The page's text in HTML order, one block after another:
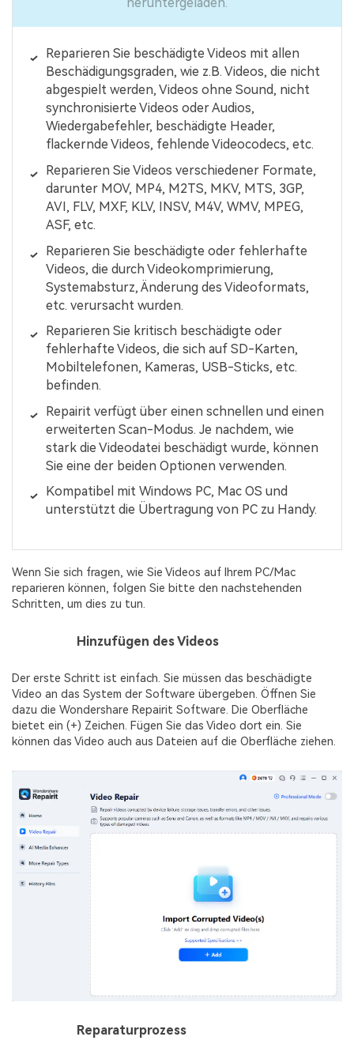
Reparieren Sie beschädigte Videos mit allen
Beschädigungsgraden, wie z.B. Videos, die nicht
abgespielt werden, Videos ohne Sound, nicht
synchronisierte Videos oder Audios,
Wiedergabefehler, beschädigte Header,
flackernde Videos, fehlende Videocodecs, etc.
Reparieren Sie Videos verschiedener Formate,
darunter MOV, MP4, M2TS, MKV, MTS, 3GP,
AVI, FLV, MXF, KLV, INSV, M4V, WMV, MPEG,
ASF, etc.
Reparieren Sie beschädigte oder fehlerhafte
Videos, die durch Videokomprimierung,
Systemabsturz, Änderung des Videoformats,
etc. verursacht wurden.
Reparieren Sie kritisch beschädigte oder
fehlerhafte Videos, die sich auf SD-Karten,
Mobiltelefonen, Kameras, USB-Sticks, etc.
befinden.
Repairit verfügt über einen schnellen und einen
erweiterten Scan-Modus. Je nachdem, wie
stark die Videodatei beschädigt wurde, können
Sie eine der beiden Optionen verwenden.
Kompatibel mit Windows PC, Mac OS und
unterstützt die Übertragung von PC zu Handy.
Wenn Sie sich fragen, wie Sie Videos auf Ihrem PC/Mac
reparieren können, folgen Sie bitte den nachstehenden
Schritten, um dies zu tun.
Hinzufügen des Videos
Der erste Schritt ist einfach. Sie müssen das beschädigte
Video an das System der Software übergeben. Öffnen Sie
dazu die Wondershare Repairit Software. Die Oberfläche
bietet ein (+) Zeichen. Fügen Sie das Video dort ein. Sie
können das Video auch aus Dateien auf die Oberfläche ziehen.
Reparaturprozess